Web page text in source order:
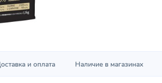
и оплата Наличие в магазинах